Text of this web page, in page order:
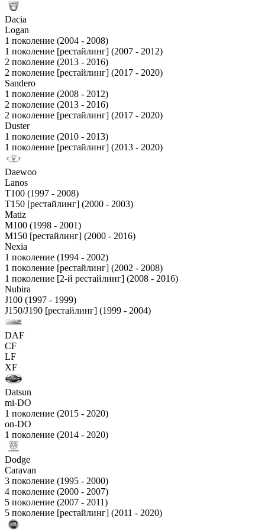
Dacia
Logan
1 поколение (2004 - 2008)
1 поколение [рестайлинг] (2007 - 2012)
2 поколение (2013 - 2016)
2 поколение [рестайлинг] (2017 - 2020)
Sandero
1 поколение (2008 - 2012)
2 поколение (2013 - 2016)
2 поколение [рестайлинг] (2017 - 2020)
Duster
1 поколение (2010 - 2013)
1 поколение [рестайлинг] (2013 - 2020)
Daewoo
Lanos
T100 (1997 - 2008)
T150 [рестайлинг] (2000 - 2003)
Matiz
M100 (1998 - 2001)
M150 [рестайлинг] (2000 - 2016)
Nexia
1 поколение (1994 - 2002)
1 поколение [рестайлинг] (2002 - 2008)
1 поколение [2-й рестайлинг] (2008 - 2016)
Nubira
J100 (1997 - 1999)
J150/J190 [рестайлинг] (1999 - 2004)
DAF
CF
LF
XF
Datsun
mi-DO
1 поколение (2015 - 2020)
on-DO
1 поколение (2014 - 2020)
Dodge
Caravan
3 поколение (1995 - 2000)
4 поколение (2000 - 2007)
5 поколение (2007 - 2011)
5 поколение [рестайлинг] (2011 - 2020)